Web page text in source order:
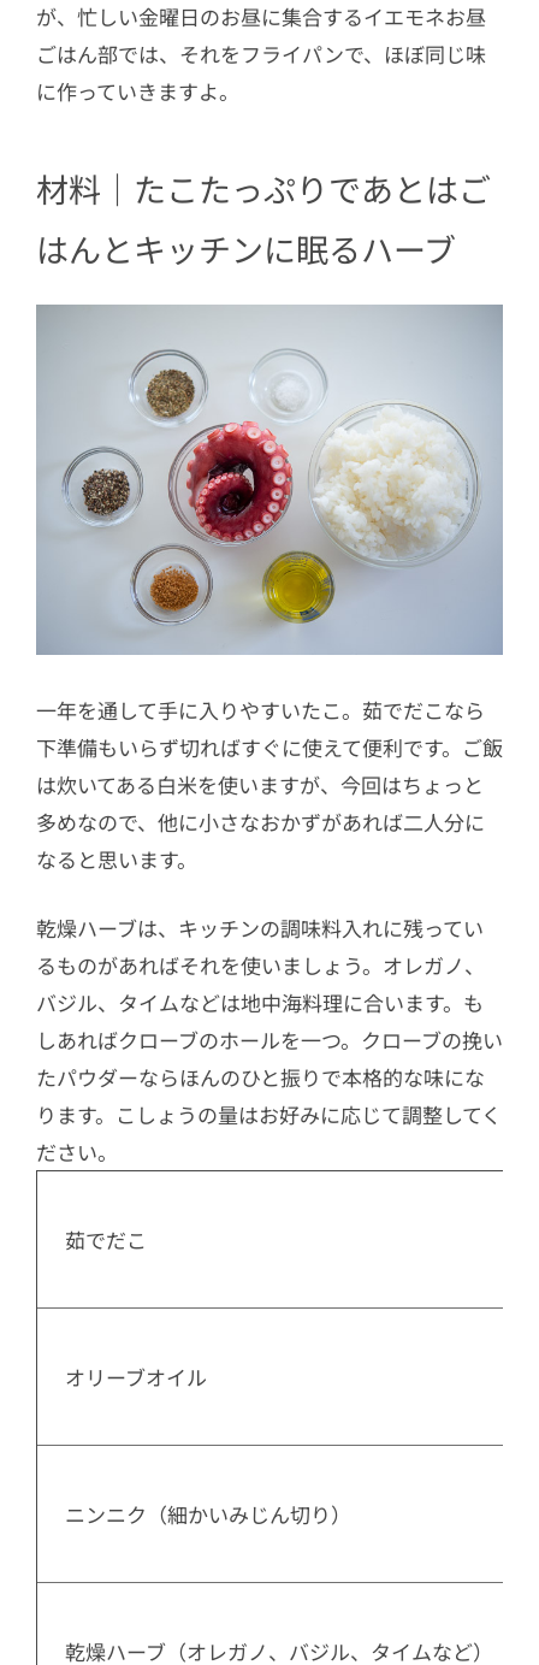
が、忙しい金曜日のお昼に集合するイエモネお昼
ごはん部では、それをフライパンで、ほぼ同じ味
に作っていきますよ。
材料｜たこたっぷりであとはご
はんとキッチンに眠るハーブ
一年を通して手に入りやすいたこ。茹でだこなら
下準備もいらず切ればすぐに使えて便利です。ご飯
は炊いてある白米を使いますが、今回はちょっと
多めなので、他に小さなおかずがあれば二人分に
なると思います。
乾燥ハーブは、キッチンの調味料入れに残ってい
るものがあればそれを使いましょう。オレガノ、
バジル、タイムなどは地中海料理に合います。も
しあればクローブのホールを一つ。クローブの挽い
たパウダーならほんのひと振りで本格的な味にな
ります。こしょうの量はお好みに応じて調整してく
ださい。
  茹でだこ
  オリーブオイル
  ニンニク（細かいみじん切り）
  乾燥ハーブ（オレガノ、バジル、タイムなど）